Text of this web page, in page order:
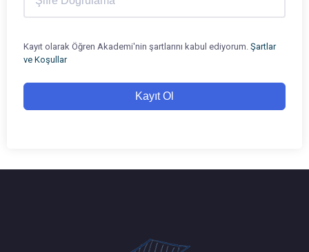
Kayıt olarak Öğren Akademi'nin şartlarını kabul ediyorum. Şartlar
ve Koşullar
Kayıt Ol